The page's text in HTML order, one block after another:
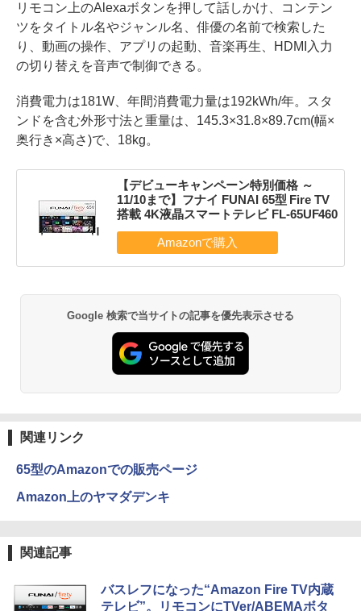
リモコン上のAlexaボタンを押して話しかけ、コンテン
ツをタイトル名やジャンル名、俳優の名前で検索した
り、動画の操作、アプリの起動、音楽再生、HDMI入力
の切り替えを音声で制御できる。
消費電力は181W、年間消費電力量は192kWh/年。スタ
ンドを含む外形寸法と重量は、145.3×31.8×89.7cm(幅×
奥行き×高さ)で、18kg。
【デビューキャンペーン特別価格 ～
11/10まで】フナイ FUNAI 65型 Fire TV
搭載 4K液晶スマートテレビ FL-65UF460
Google 検索で当サイトの記事を優先表示させる
関連リンク
65型のAmazonでの販売ページ
Amazon上のヤマダデンキ
関連記事
バスレフになった“Amazon Fire TV内蔵
テレビ”。リモコンにTVer/ABEMAボタ